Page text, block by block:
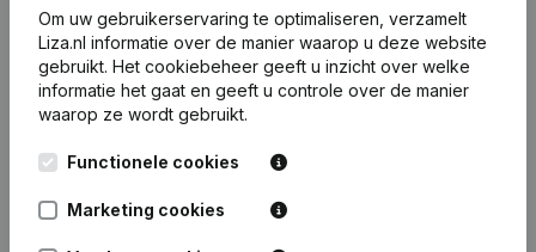
2022 2021 2020 2019
Eigen
vermogen
Personeel 0
Om uw gebruikerservaring te optimaliseren, verzamelt
Liza.nl informatie over de manier waarop u deze website
gebruikt. Het cookiebeheer geeft u inzicht over welke
informatie het gaat en geeft u controle over de manier
waarop ze wordt gebruikt.
Functionele cookies
Marketing cookies